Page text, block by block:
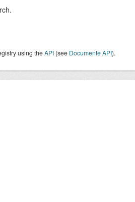
using theAPI (see Documente API).